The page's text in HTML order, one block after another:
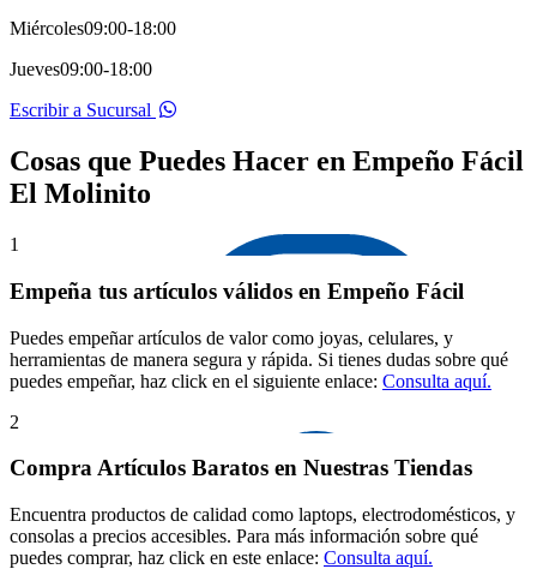
Miércoles09:00-18:00
Jueves09:00-18:00
Escribir a Sucursal
Cosas que Puedes Hacer en Empeño Fácil
El Molinito
1
Empeña tus artículos válidos en Empeño Fácil
Puedes empeñar artículos de valor como joyas, celulares, y
herramientas de manera segura y rápida. Si tienes dudas sobre qué
puedes empeñar, haz click en el siguiente enlace: Consulta aquí.
2
Compra Artículos Baratos en Nuestras Tiendas
Encuentra productos de calidad como laptops, electrodomésticos, y
consolas a precios accesibles. Para más información sobre qué
puedes comprar, haz click en este enlace: Consulta aquí.